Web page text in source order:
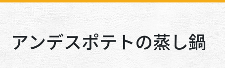
アンデスポテトの蒸し鍋